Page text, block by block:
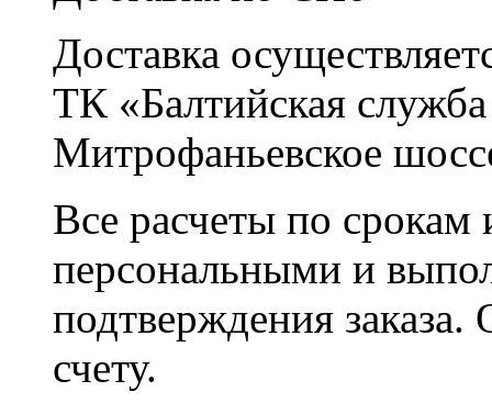
Доставка
ТК «Балтийская
Митрофаньевское
Все расчеты по срокам
персональными и
подтверждения заказа.
счету.